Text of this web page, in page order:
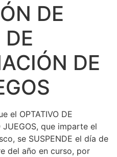
DE
DE
el OPTATIVO DE
JUEGOS, que imparte el
se SUSPENDE el día de
del año en curso, por